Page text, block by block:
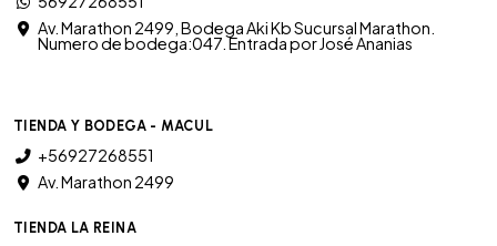
Av. Marathon 2499, Bodega Aki Kb Sucursal Marathon.
Numero de bodega:047. Entrada por José Ananias
TIENDA Y BODEGA - MACUL
+56927268551
Av. Marathon 2499
TIENDA LA REINA